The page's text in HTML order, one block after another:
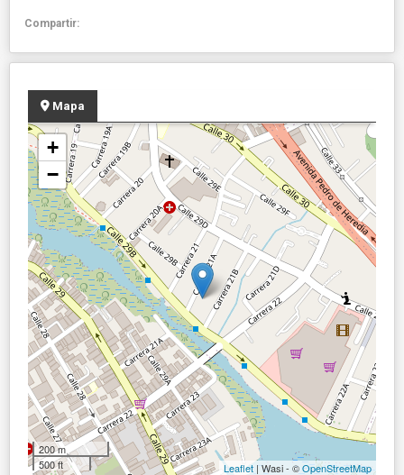
Compartir:
Mapa
+
−
200 m
500 ft
Leaflet| Wasi - ©OpenStreetMap